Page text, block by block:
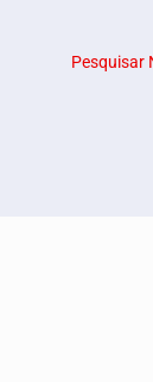
Pesquisar